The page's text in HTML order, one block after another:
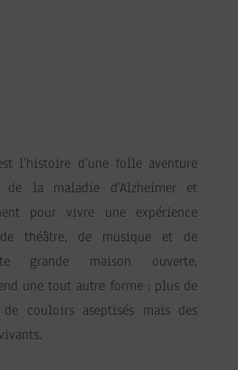
l’histoire d’une folle aventure
la maladie d’Alzheimer et
pour vivre une expérience
théâtre, de musique et de
grande maison ouverte,
une tout autre forme : plus de
couloirs aseptisés mais des